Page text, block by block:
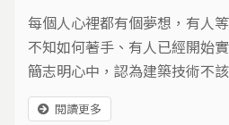
每個人心裡都有個夢想，有人
不知如何著手、有人已經開始
簡志明心中，認為建築技術不
用自己的專長，去協助偏鄉部
實踐公益。在他的夢想中，蓋
閱讀更多